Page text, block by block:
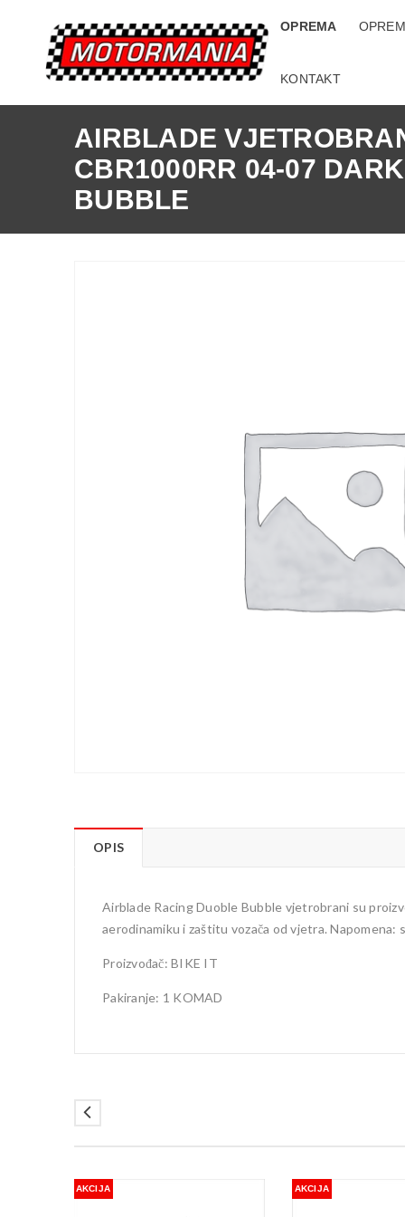
OPREMA
KONTAKT
AIRBLADE
CBR1000RR 04-07
BUBBLE
OPIS
Airblade Racing Duoble Bubble vjetrobrani su
aerodinamiku i zaštitu vozača od vjetra.
Proizvođač: BIKE IT
Pakiranje: 1 KOMAD
AKCIJA AKCIJA